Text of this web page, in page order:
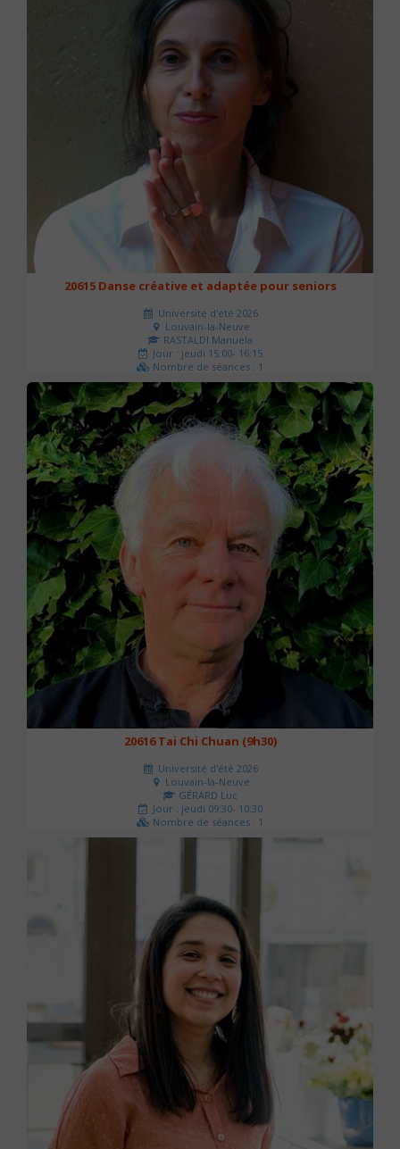
20615 Danse créative et adaptée pour seniors
Université d'été 2026
Louvain-la-Neuve
RASTALDI Manuela
Jour : jeudi 15:00- 16:15
Nombre de séances : 1
0 €
20616 Tai Chi Chuan (9h30)
Université d'été 2026
Louvain-la-Neuve
GÉRARD Luc
Jour : jeudi 09:30- 10:30
Nombre de séances : 1